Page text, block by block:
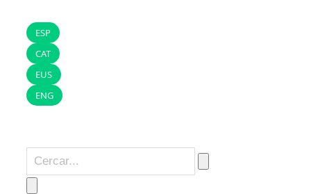
ESP
CAT
EUS
ENG